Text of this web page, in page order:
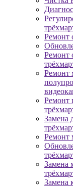
Ремонт
Ремонт
Ремонт
Ремонт
Замена
Ремонт
Замена
Замена